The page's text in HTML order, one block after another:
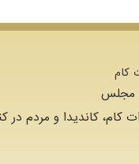
كام
مجلس
کام، کاندیدا و مردم در